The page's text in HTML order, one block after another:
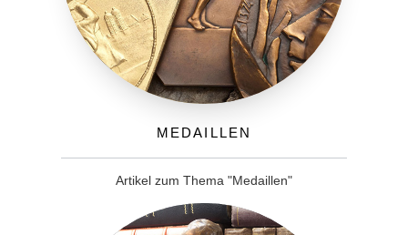
Medaillen
Artikel zum Thema "Medaillen"